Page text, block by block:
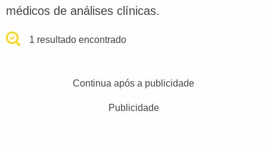
médicos de análises clínicas.
1 resultado encontrado
Continua após a publicidade
Publicidade